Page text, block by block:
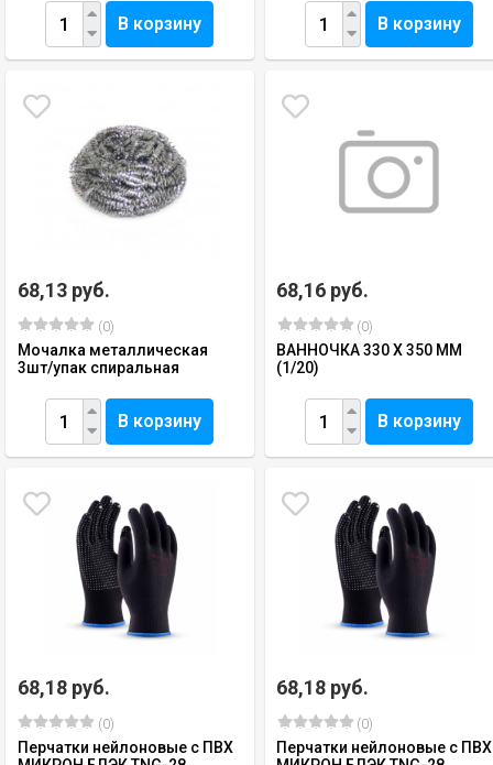
В корзину В корзину
68,13 руб.
(0)
Мочалка металлическая
3шт/упак спиральная
В корзину
68,16 руб.
(0)
ВАННОЧКА 330 Х 350 ММ
(1/20)
В корзину
68,18 руб.
(0)
Перчатки нейлоновые с ПВХ
68,18 руб.
(0)
Перчатки нейлоновые с ПВХ